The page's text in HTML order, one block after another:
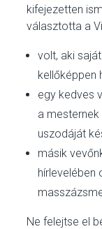
kifejezetten
választotta a
volt, aki
kellőképpen
egy kedves
a
uszodáját
másik
hírlevelében
Ne felejtse el